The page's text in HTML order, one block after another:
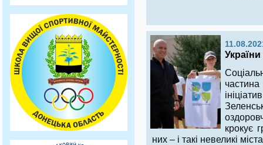
України
крокує
них – і такі невеликі